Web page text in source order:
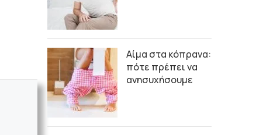
Αίμα στα κόπρανα:
πότε πρέπει να
ανησυχήσουμε